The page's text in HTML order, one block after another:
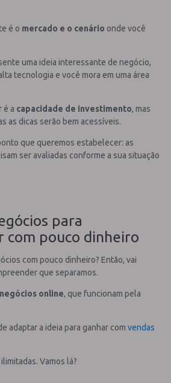
é o mercado e o cenário onde você
uma ideia interessante de negócio,
tecnologia e você mora em uma área
é a capacidade de investimento, mas
as dicas serão bem acessíveis.
que queremos estabelecer: as
ser avaliadas conforme a sua situação
para
com pouco dinheiro
com pouco dinheiro? Então, vai
que separamos.
negócios online, que funcionam pela
adaptar a ideia para ganhar com vendas
Vamos lá?